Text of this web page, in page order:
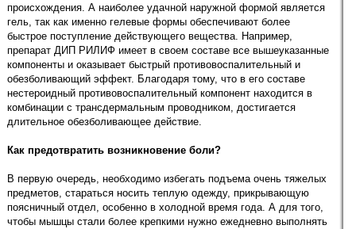
происхождения. А наиболее удачной наружной формой является
гель, так как именно гелевые формы обеспечивают более
быстрое поступление действующего вещества. Например,
препарат ДИП РИЛИФ имеет в своем составе все вышеуказанные
компоненты и оказывает быстрый противовоспалительный и
обезболивающий эффект. Благодаря тому, что в его составе
нестероидный противовоспалительный компонент находится в
комбинации с трансдермальным проводником, достигается
длительное обезболивающее действие.
Как предотвратить возникновение боли?
В первую очередь, необходимо избегать подъема очень тяжелых
предметов, стараться носить теплую одежду, прикрывающую
поясничный отдел, особенно в холодной время года. А для того,
чтобы мышцы стали более крепкими нужно ежедневно выполнять